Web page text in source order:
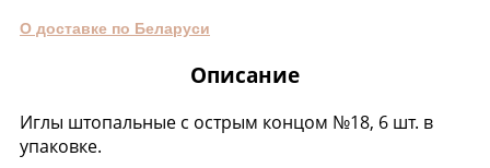
О доставке по Беларуси
Описание
Иглы штопальные с острым концом №18, 6 шт. в
упаковке.